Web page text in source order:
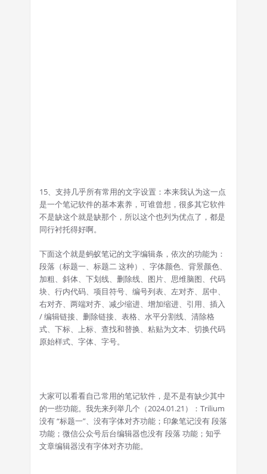
15、支持几乎所有常用的文字设置：本来我认为这一点
是一个笔记软件的基本素养，可谁曾想，很多其它软件
不是缺这个就是缺那个，所以这个也列为优点了，都是
同行衬托得好啊。
下面这个就是蚂蚁笔记的文字编辑条，依次的功能为：
段落（标题一、标题二 这种）、字体颜色、背景颜色、
加粗、斜体、下划线、删除线、图片、思维脑图、代码
块、行内代码、项目符号、编号列表、左对齐、居中、
右对齐、两端对齐、减少缩进、增加缩进、引用、插入
/ 编辑链接、删除链接、表格、水平分割线、清除格
式、下标、上标、查找和替换、粘贴为文本、切换代码
原始样式、字体、字号。
大家可以看看自己常用的笔记软件，是不是有缺少其中
的一些功能。我先来列举几个（2024.01.21）：Trilium
没有 “标题一”、没有字体对齐功能；印象笔记没有 段落
功能；微信公众号后台编辑器也没有 段落 功能；知乎
文章编辑器没有字体对齐功能。